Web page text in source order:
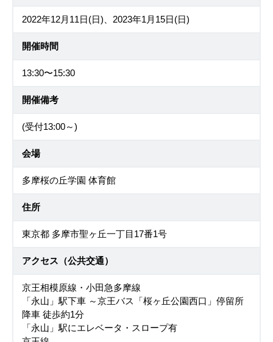
2022年12月11日(日)、2023年1月15日(日)
開催時間
13:30〜15:30
開催備考
(受付13:00～)
会場
多摩桜の丘学園 体育館
住所
東京都 多摩市聖ヶ丘一丁目17番1号
アクセス（公共交通）
京王相模原線・小田急多摩線
「永山」駅下車 ～京王バス「桜ヶ丘公園西口」停留所
降車 徒歩約1分
「永山」駅にエレベータ・スロープ有